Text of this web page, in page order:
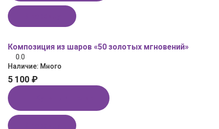
Композиция из шаров «50 золотых мгновений»
0.0
Наличие: Много
5 100 ₽